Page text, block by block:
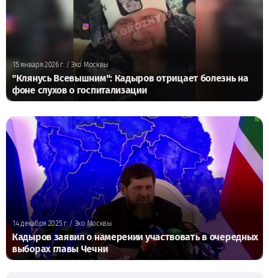
15 января 2026 г. / Эхо Москвы
"Клянусь Всевышним": Кадыров отрицает болезнь на
фоне слухов о госпитализации
14 декабря 2025 г./ Эхо Москвы
Кадыров заявил о намерении участвовать в очередных
выборах главы Чечни